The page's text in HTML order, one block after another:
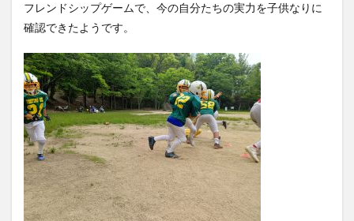
フレンドシップゲームで、今の自分たちの実力を子供なりに
確認できたようです。